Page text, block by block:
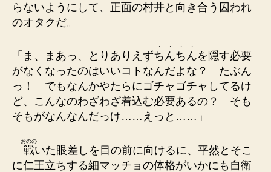
らないようにして、正面の村井と向き合う囚われ
のオタクだ。
「ま、まあっ、とりありえずち
・
ん
・
ち
・
ん
・
を隠す必要
がなくなったのはいいコトなんだよな？ たぶん
っ！ でもなんかやたらにゴチャゴチャしてるけ
ど、こんなのわざわざ着込む必要あるの？ そも
そもがなんなんだっけ……えっと……」
戦
おのの
いた眼差しを目の前に向けるに、平然とそこ
に仁王立ちする細マッチョの体格がいかにも自衛